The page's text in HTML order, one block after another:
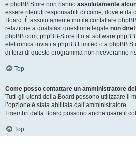
e phpBB Store non hanno assolutamente
essere ritenuti responsabili di come, dove e da
Board. È assolutamente inutile contattare
relazione a qualsiasi questione legale non
phpBB.com, phpBB-Store.it o al software
elettronica inviati a phpBB Limited o a phpBB
di terzi di questo programma non riceveranno
Top
Come posso contattare un amministratore
Tutti gli utenti della Board possono utilizzare il
l’opzione è stata abilitata dall’amministratore.
I membri della Board possono anche usare il
Top